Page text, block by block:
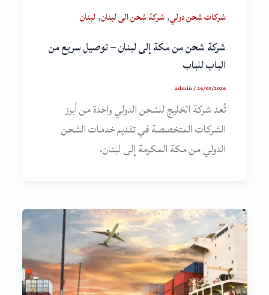
شركات شحن دولي,شركة شحن الى لبنان,لبنان
شركة شحن من مكة إلى لبنان – توصيل سريع من
الباب للباب
admin/26/03/2026
تُعد شركة الخليج للشحن الدولي واحدة من أبرز
الشركات المتخصصة في تقديم خدمات الشحن
الدولي من مكة المكرمة إلى لبنان،